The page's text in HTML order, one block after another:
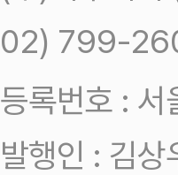
02) 799-
등록번호 :
발행인 : 김